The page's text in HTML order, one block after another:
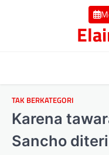
TAK BERKATEGORI
Karena
Sancho